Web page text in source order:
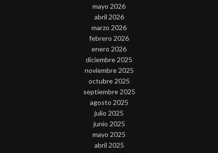
mayo 2026
abril 2026
marzo 2026
febrero 2026
enero 2026
diciembre 2025
noviembre 2025
octubre 2025
septiembre 2025
agosto 2025
julio 2025
junio 2025
mayo 2025
abril 2025